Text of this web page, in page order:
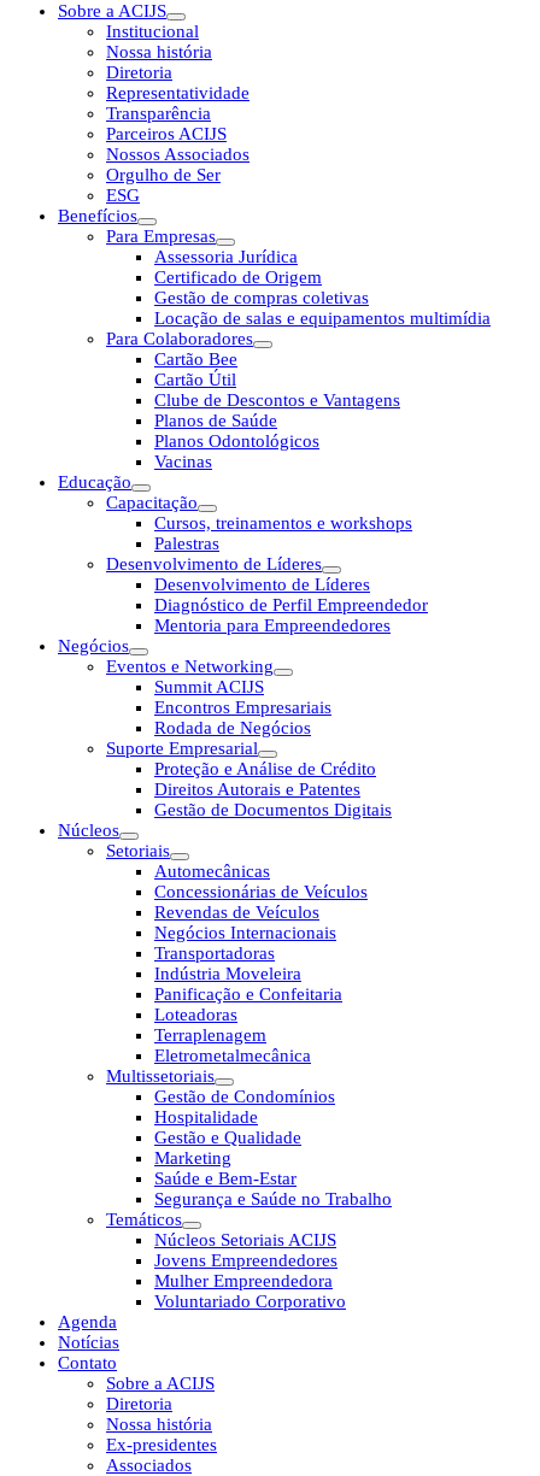
Sobre a ACIJS
Institucional
Nossa história
Diretoria
Representatividade
Transparência
Parceiros ACIJS
Nossos Associados
Orgulho de Ser
ESG
Benefícios
Para Empresas
Assessoria Jurídica
Certificado de Origem
Gestão de compras coletivas
Locação de salas e equipamentos multimídia
Para Colaboradores
Cartão Bee
Cartão Útil
Clube de Descontos e Vantagens
Planos de Saúde
Planos Odontológicos
Vacinas
Educação
Capacitação
Cursos, treinamentos e workshops
Palestras
Desenvolvimento de Líderes
Desenvolvimento de Líderes
Diagnóstico de Perfil Empreendedor
Mentoria para Empreendedores
Negócios
Eventos e Networking
Summit ACIJS
Encontros Empresariais
Rodada de Negócios
Suporte Empresarial
Proteção e Análise de Crédito
Direitos Autorais e Patentes
Gestão de Documentos Digitais
Núcleos
Setoriais
Automecânicas
Concessionárias de Veículos
Revendas de Veículos
Negócios Internacionais
Transportadoras
Indústria Moveleira
Panificação e Confeitaria
Loteadoras
Terraplenagem
Eletrometalmecânica
Multissetoriais
Gestão de Condomínios
Hospitalidade
Gestão e Qualidade
Marketing
Saúde e Bem-Estar
Segurança e Saúde no Trabalho
Temáticos
Núcleos Setoriais ACIJS
Jovens Empreendedores
Mulher Empreendedora
Voluntariado Corporativo
Agenda
Notícias
Contato
Sobre a ACIJS
Diretoria
Nossa história
Ex-presidentes
Associados